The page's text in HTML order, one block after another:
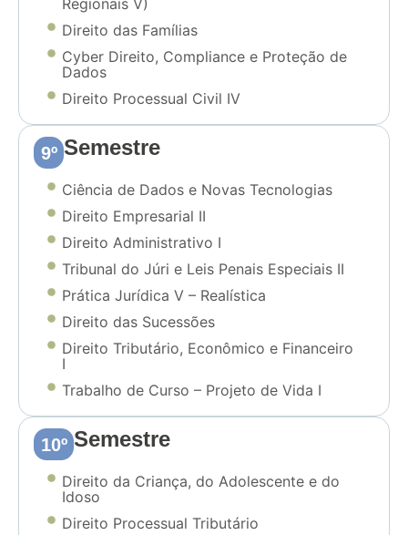
Regionais V)
Direito das Famílias
Cyber Direito, Compliance e Proteção de
Dados
Direito Processual Civil IV
9º Semestre
Ciência de Dados e Novas Tecnologias
Direito Empresarial II
Direito Administrativo I
Tribunal do Júri e Leis Penais Especiais II
Prática Jurídica V – Realística
Direito das Sucessões
Direito Tributário, Econômico e Financeiro
I
Trabalho de Curso – Projeto de Vida I
10º Semestre
Direito da Criança, do Adolescente e do
Idoso
Direito Processual Tributário